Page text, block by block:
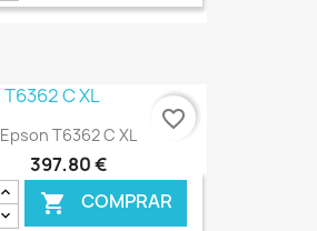
€ ONLINE
Epson T6362 C XL
397,80 €
 COMPRAR
favorite_border